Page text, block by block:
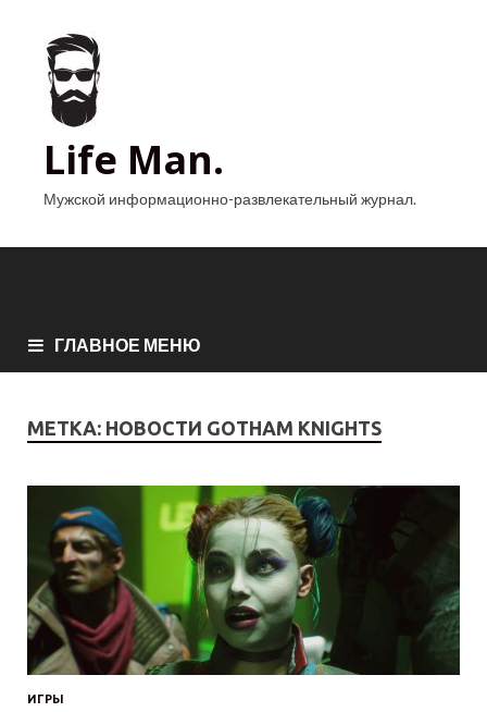
Life Man.
Мужской информационно-развлекательный журнал.
ГЛАВНОЕ МЕНЮ
МЕТКА: НОВОСТИ GOTHAM KNIGHTS
ИГРЫ